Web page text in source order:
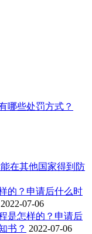
哪些处罚方式？
在其他国家得到防
的？申请后什么时
2022-07-06
是怎样的？申请后
书？ 2022-07-06